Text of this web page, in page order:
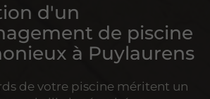
d'un
de piscine
à Puylaurens
de votre piscine méritent un